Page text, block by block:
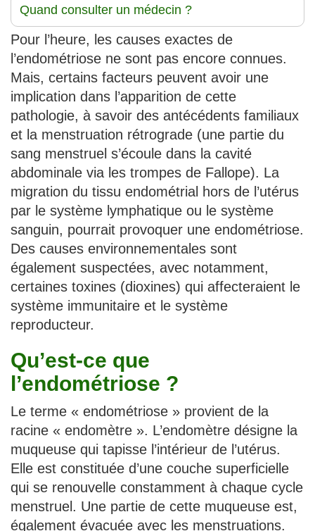
Quand consulter un médecin ?
Pour l’heure, les causes exactes de
l’endométriose ne sont pas encore connues.
Mais, certains facteurs peuvent avoir une
implication dans l’apparition de cette
pathologie, à savoir des antécédents familiaux
et la menstruation rétrograde (une partie du
sang menstruel s’écoule dans la cavité
abdominale via les trompes de Fallope). La
migration du tissu endométrial hors de l’utérus
par le système lymphatique ou le système
sanguin, pourrait provoquer une endométriose.
Des causes environnementales sont
également suspectées, avec notamment,
certaines toxines (dioxines) qui affecteraient le
système immunitaire et le système
reproducteur.
Qu’est-ce que
l’endométriose ?
Le terme « endométriose » provient de la
racine « endomètre ». L’endomètre désigne la
muqueuse qui tapisse l’intérieur de l’utérus.
Elle est constituée d’une couche superficielle
qui se renouvelle constamment à chaque cycle
menstruel. Une partie de cette muqueuse est,
également évacuée avec les menstruations.